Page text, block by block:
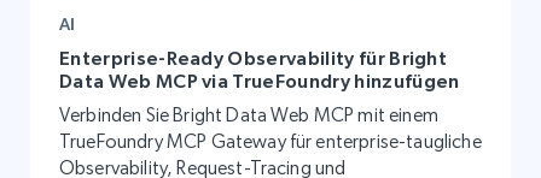
AI
Enterprise-Ready Observability für Bright
Data Web MCP via TrueFoundry hinzufügen
Verbinden Sie Bright Data Web MCP mit einem
TrueFoundry MCP Gateway für enterprise-taugliche
Observability, Request-Tracing und